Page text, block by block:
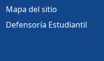
Mapa del sitio
Defensoría Estudiantil